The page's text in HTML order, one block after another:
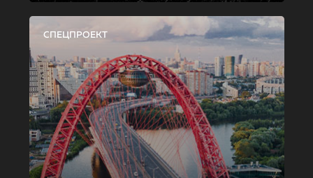
СПЕЦПРОЕКТ